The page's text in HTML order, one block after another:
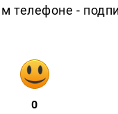
телефоне -
0